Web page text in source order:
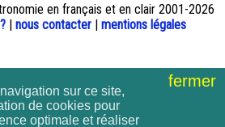
en français et en clair 2001-2026
| nous contacter | mentions légales
fermer
sur ce site,
de cookies pour
optimale et réaliser